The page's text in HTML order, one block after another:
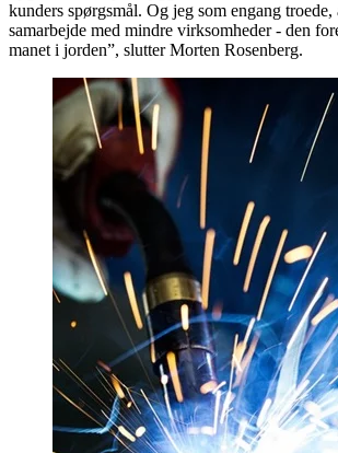
kunders spørgsmål. Og jeg som engang
samarbejde med mindre virksomheder - den
manet i jorden”, slutter Morten Rosenberg.